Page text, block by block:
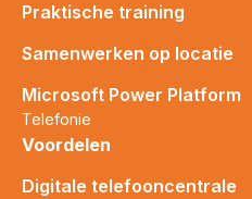
Praktische training
Samenwerken op locatie
Microsoft Power Platform
Telefonie
Voordelen
Digitale telefooncentrale